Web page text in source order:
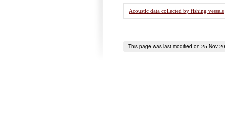
Acoustic data collected by fishing vessels
This page was last modified on 25 Nov